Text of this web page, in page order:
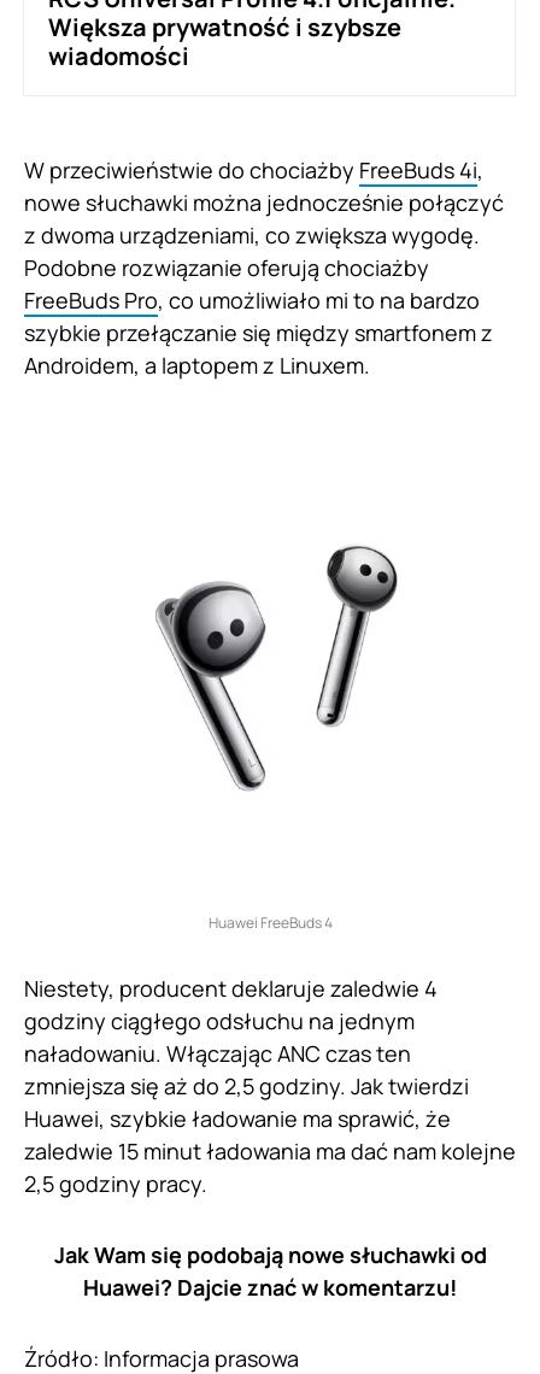
Większa prywatność i szybsze
wiadomości
W przeciwieństwie do chociażby FreeBuds 4i,
nowe słuchawki można jednocześnie połączyć
z dwoma urządzeniami, co zwiększa wygodę.
Podobne rozwiązanie oferują chociażby
FreeBuds Pro, co umożliwiało mi to na bardzo
szybkie przełączanie się między smartfonem z
Androidem, a laptopem z Linuxem.
Huawei FreeBuds 4
Niestety, producent deklaruje zaledwie 4
godziny ciągłego odsłuchu na jednym
naładowaniu. Włączając ANC czas ten
zmniejsza się aż do 2,5 godziny. Jak twierdzi
Huawei, szybkie ładowanie ma sprawić, że
zaledwie 15 minut ładowania ma dać nam kolejne
2,5 godziny pracy.
Jak Wam się podobają nowe słuchawki od
Huawei? Dajcie znać w komentarzu!
Źródło: Informacja prasowa